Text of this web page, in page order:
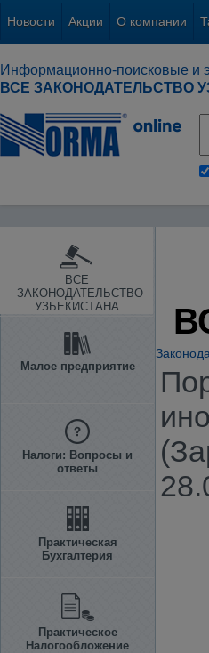
Новости Акции О компании
Информационно-поисковые и
ВСЕ ЗАКОНОДАТЕЛЬСТВО
ВСЕ
ЗАКОНОДАТЕЛЬСТВО
УЗБЕКИСТАНА
Малое предприятие
Налоги: Вопросы и
ответы
Практическая
Бухгалтерия
Практическое
Налогообложение